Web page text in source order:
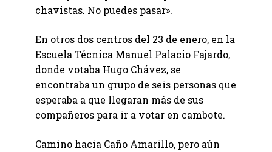
chavistas. No puedes pasar».
En otros dos centros del 23 de enero, en la
Escuela Técnica Manuel Palacio Fajardo,
donde votaba Hugo Chávez, se
encontraba un grupo de seis personas que
esperaba a que llegaran más de sus
compañeros para ir a votar en cambote.
Camino hacia Caño Amarillo, pero aún